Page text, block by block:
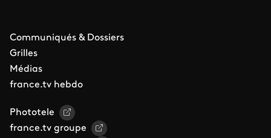
Communiqués & Dossiers
Grilles
Médias
france.tv hebdo
Phototele
france.tv groupe